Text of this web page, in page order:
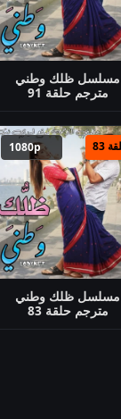
مسلسل ظلك وطني
مترجم حلقة 91
83
1080p
مسلسل ظلك وطني
مترجم حلقة 83